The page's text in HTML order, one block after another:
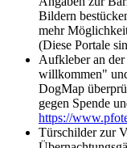
Bildern
mehr
(Diese Portale
Aufkleber an
willkommen"
DogMap
gegen Spende
https://
Türschilder zur